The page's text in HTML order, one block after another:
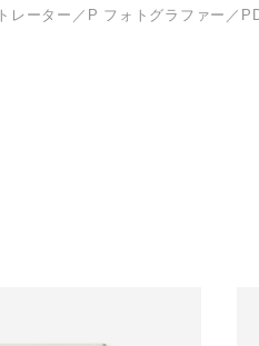
トレーター／P フォトグラファー／